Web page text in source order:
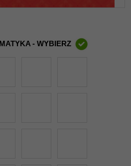
- WYBIERZ